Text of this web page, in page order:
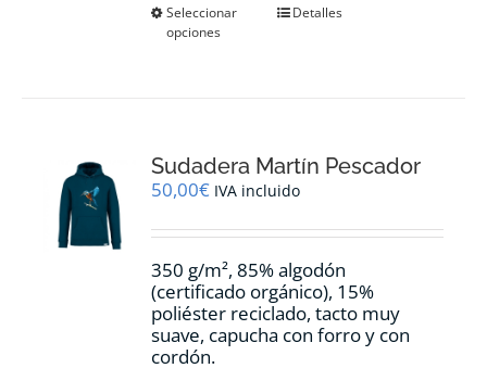
Seleccionar
opciones
Este
se
pueden
en
página
de
producto
Detalles
Sudadera Martín Pescador
50,00€ IVA incluido
350 g/m², 85% algodón
(certificado orgánico), 15%
poliéster reciclado, tacto muy
suave, capucha con forro y con
cordón.